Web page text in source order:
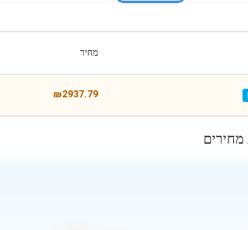
מחיר
₪2937.79
מחירים